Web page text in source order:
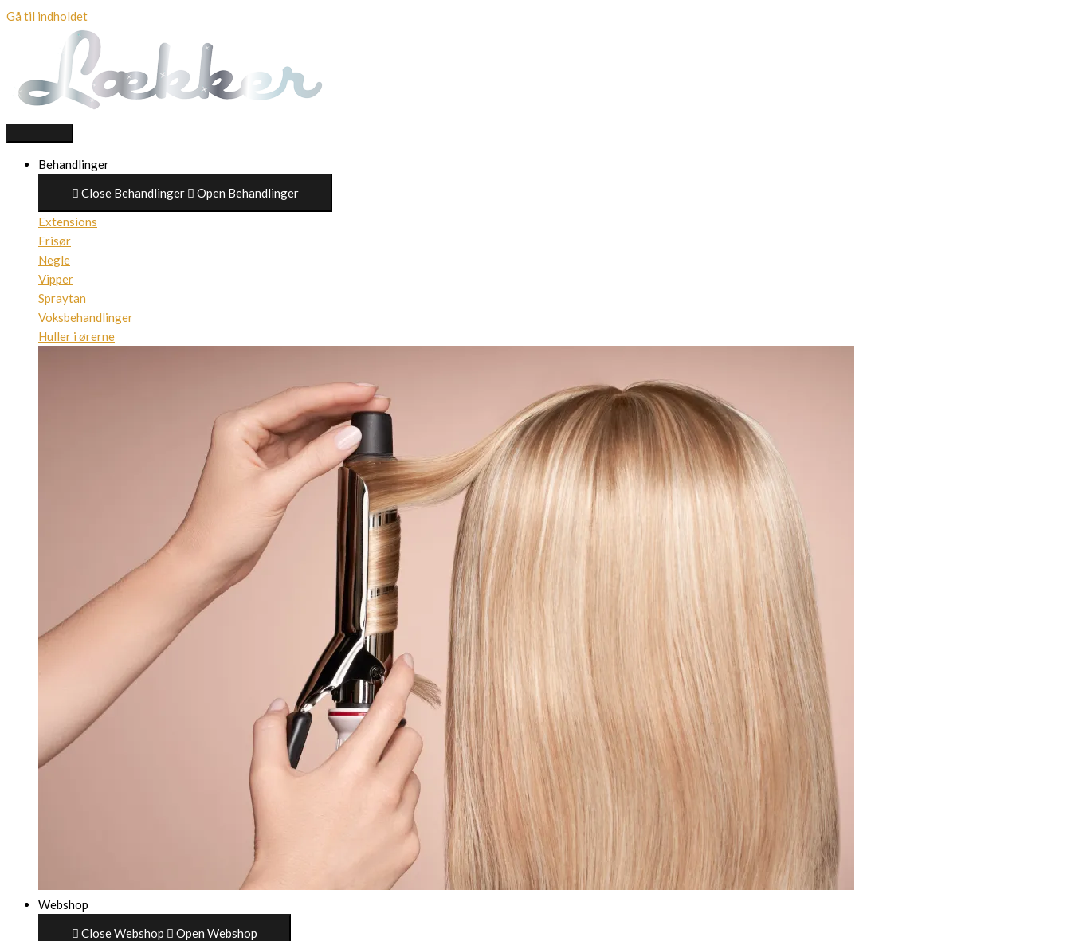
Gå til indholdet
Behandlinger
Close Behandlinger
Open Behandlinger
Extensions
Frisør
Negle
Vipper
Spraytan
Voksbehandlinger
Huller i ørerne
Webshop
Close Webshop
Open Webshop